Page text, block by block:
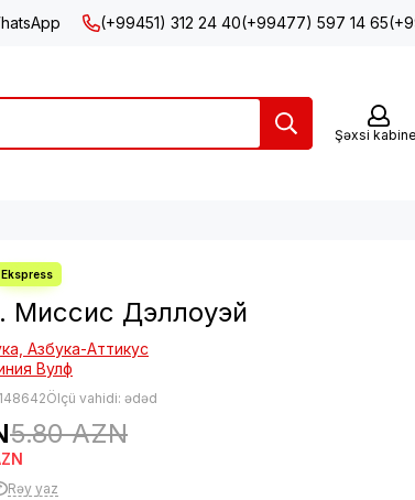
(+99451) 312 24 40(+99477) 597 14 65
Şəxsi
Миссис Дэллоуэй
Азбука-Аттикус
Вулф
Ölçü vahidi: ədəd
5.80 AZN
Rəy yaz